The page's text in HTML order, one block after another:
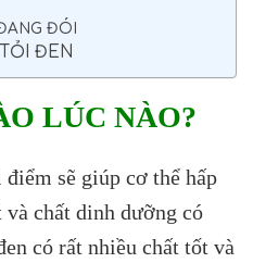
ĐÓI
ĐEN
LÚC NÀO?
sẽ giúp cơ thể hấp
chất dinh dưỡng có
có rất nhiều chất tốt và